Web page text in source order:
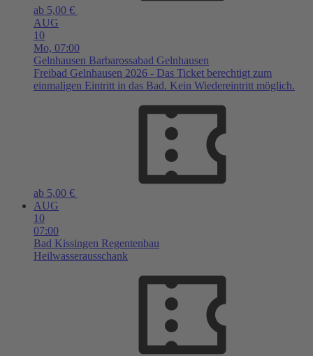
ab 5,00 €
AUG
10
Mo, 07:00
Gelnhausen Barbarossabad Gelnhausen
Freibad Gelnhausen 2026 - Das Ticket berechtigt zum
einmaligen Eintritt in das Bad. Kein Wiedereintritt möglich.
ab 5,00 €
AUG
10
07:00
Bad Kissingen Regentenbau
Heilwasserausschank